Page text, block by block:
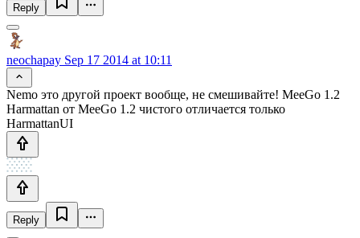
Reply
neochapay Sep 17 2014 at 10:11
Nemo это другой проект вообще, не смешивайте! MeeGo 1.2
Harmattan от MeeGo 1.2 чистого отличается только
HarmattanUI
Reply